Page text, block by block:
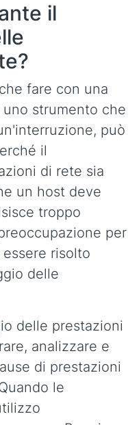
il
fare con una
strumento che
può
il
di rete sia
un host deve
troppo
per
risolto
delle
delle prestazioni
analizzare e
di prestazioni
le